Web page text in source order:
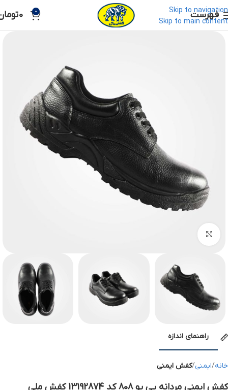
Skip to navigation
Skip to main content
فهرست 0
0
راهنمای اندازه
خانه ایمنی کفش ایمنی
کفش ایمنی مردانه پی یو 808 کد 13192874 کفش ملی